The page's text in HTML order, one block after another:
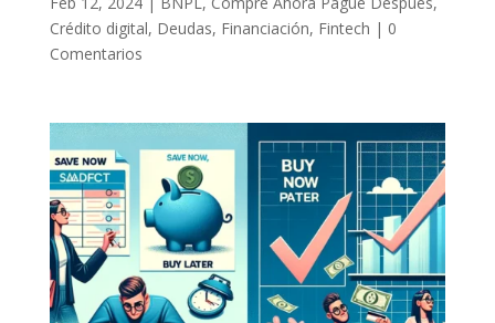
Crédito digital, Deudas, Financiación, Fintech | 0
Comentarios